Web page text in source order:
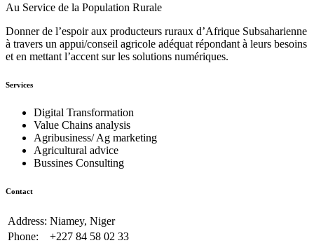
Au Service de la Population Rurale
Donner de l’espoir aux producteurs ruraux d’Afrique Subsaharienne
à travers un appui/conseil agricole adéquat répondant à leurs besoins
et en mettant l’accent sur les solutions numériques.
Services
Digital Transformation
Value Chains analysis
Agribusiness/ Ag marketing
Agricultural advice
Bussines Consulting
Contact
Address: Niamey, Niger
Phone:
+227 84 58 02 33